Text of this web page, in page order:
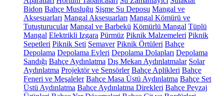
Bidon Bahçe Musluğu Şişme Su Deposu Mangal ve
Aksesuarları Mangal Aksesuarları Mangal Kömürü ve
Tutuşturucular Mangal ve Barbekü Kömürlü Mangal Tüplü
Mangal Elektrikli Izgara Pürmüz Piknik Malzemeleri Piknik
Sepetleri Piknik Seti Semaver Piknik Örtüleri Bahçe
Depolama Depolama Evleri Depolama Dolapları Depolama
Sandığı Bahçe Aydınlatma Dış Mekan Aydınlatmalar Solar
Aydınlatma Projektör ve Sensörler Bahçe Aplikleri Bahçe
Feneri ve Meşaleler Bahçe Masa Üstü Aydınlatma Bahçe Set
Üstü Aydınlatma Bahçe Aydınlatma Direkleri Bahçe Peyzaj